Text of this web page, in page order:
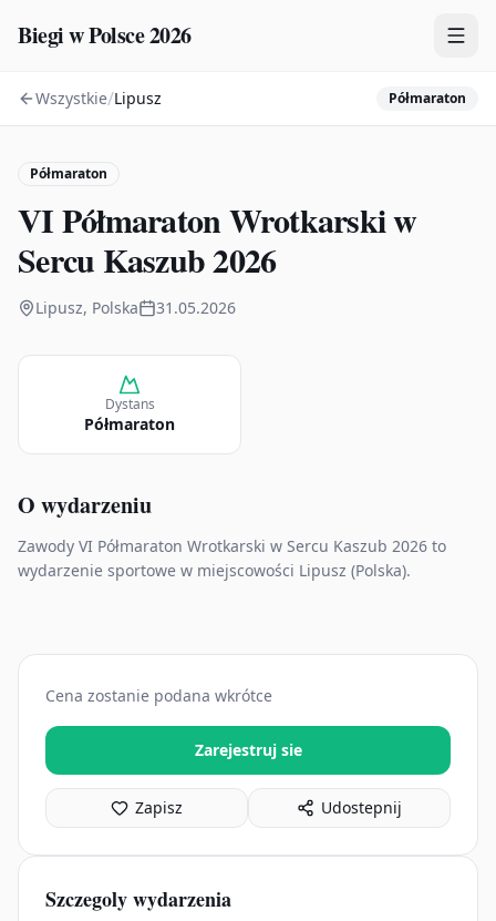
Biegi w Polsce 2026
Zawody
Wszystkie/Lipusz Półmaraton
Półmaraton
VI Półmaraton Wrotkarski w
Sercu Kaszub 2026
Lipusz, Polska 31.05.2026
Dystans
Półmaraton
O wydarzeniu
Zawody VI Półmaraton Wrotkarski w Sercu Kaszub 2026 to
wydarzenie sportowe w miejscowości Lipusz (Polska).
Cena zostanie podana wkrótce
Zarejestruj sie
Zapisz Udostepnij
Szczegoly wydarzenia